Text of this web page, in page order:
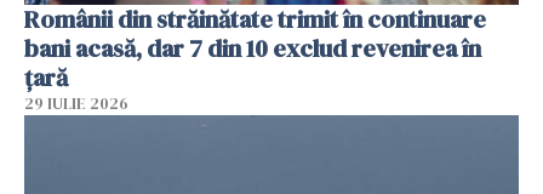
Românii din străinătate trimit în continuare
bani acasă, dar 7 din 10 exclud revenirea în
țară
29 IULIE 2026